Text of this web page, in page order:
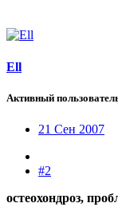
Ell
Активный
21 Сен 2007
#2
остеохондроз,